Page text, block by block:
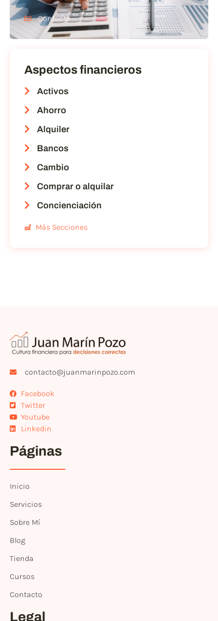
Contacto
Aspectos financieros
Activos
Ahorro
Alquiler
Bancos
Cambio
Comprar o alquilar
Concienciación
Más Secciones
contacto@juanmarinpozo.com
Facebook
Twitter
Youtube
Linkedin
Páginas
Inicio
Servicios
Sobre Mí
Blog
Tienda
Cursos
Contacto
Legal